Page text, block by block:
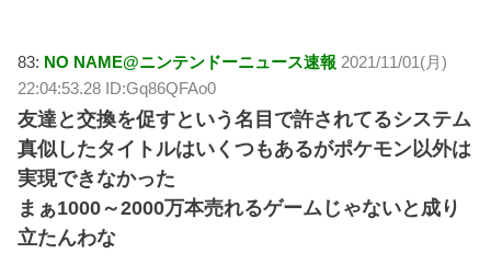
83: NO NAME@ニンテンドーニュース速報 2021/11/01(月)
22:04:53.28 ID:Gq86QFAo0
友達と交換を促すという名目で許されてるシステム
真似したタイトルはいくつもあるがポケモン以外は
実現できなかった
まぁ1000～2000万本売れるゲームじゃないと成り
立たんわな